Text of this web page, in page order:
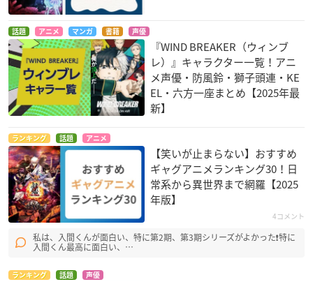
話題 アニメ マンガ 書籍 声優
『WIND BREAKER（ウィンブ
レ）』キャラクター一覧！アニ
メ声優・防風鈴・獅子頭連・KE
EL・六方一座まとめ【2025年最
新】
ランキング 話題 アニメ
【笑いが止まらない】おすすめ
ギャグアニメランキング30！日
常系から異世界まで網羅【2025
年版】
4コメント
私は、入間くんが面白い、特に第2期、第3期シリーズがよかった❗特に
入間くん最高に面白い、…
ランキング 話題 声優